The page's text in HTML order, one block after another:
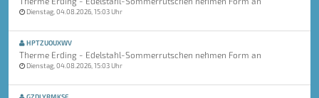
Dienstag, 04.08.2026, 15:03 Uhr
HPTZUOUXWV
Therme Erding - Edelstahl-Sommerrutschen nehmen Form an
Dienstag, 04.08.2026, 15:03 Uhr